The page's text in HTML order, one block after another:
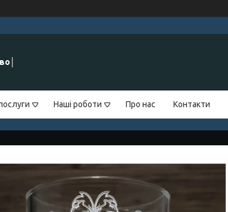
Наші роботи Про нас Контакти